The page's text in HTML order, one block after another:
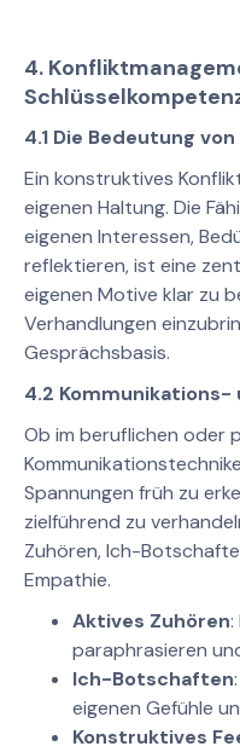
4.
4.1 Die Bedeutung
Ein konstruktives
eigenen Haltung. Die
eigenen Interessen,
reflektieren, ist eine
eigenen Motive klar zu
Verhandlungen
Gesprächsbasis.
4.2 Kommunikations-
Ob im beruflichen oder
Spannungen früh zu
zielführend zu
Zuhören, Ich-
Empathie.
Aktives Zuhören:
paraphrasieren
Ich-Botschaften
eigenen Gefühle
Konstruktives